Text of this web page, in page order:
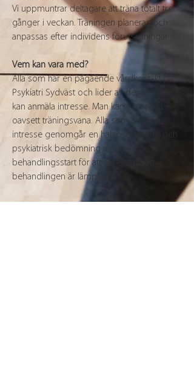
Vi uppmuntrar deltagare att träna totalt tre
gånger i veckan. Träningen planeras och
anpassas efter individens förutsättningar.
Vem kan vara med?
Alla som har en pågående vårdkontakt på
Psykiatri Sydväst och lider av depression
kan anmäla intresse. Man kan vara med
oavsett träningsvana. Alla som anmäler
intresse genomgår en hälsoscreening och
psykiatrisk bedömning innan
behandlingsstart för att säkerställa att
behandlingen är lämplig.